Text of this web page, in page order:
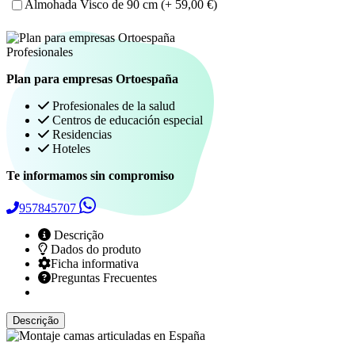
Almohada Visco de 90 cm (+ 59,00 €)
Profesionales
Plan para empresas Ortoespaña
Profesionales de la salud
Centros de educación especial
Residencias
Hoteles
Te informamos sin compromiso
957845707
Descrição
Dados do produto
Ficha informativa
Preguntas Frecuentes
Descrição